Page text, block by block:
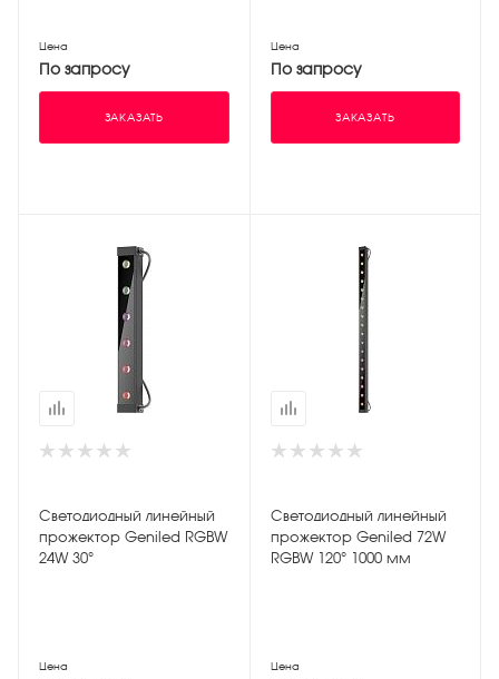
Цена
По запросу
ЗАКАЗАТЬ
Цена
По запросу
ЗАКАЗАТЬ
Светодиодный линейный
прожектор Geniled RGBW
24W 30°
Цена
Светодиодный линейный
прожектор Geniled 72W
RGBW 120° 1000 мм
Цена